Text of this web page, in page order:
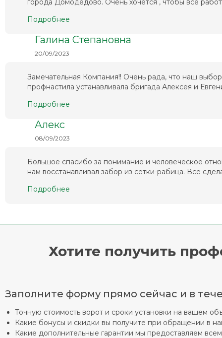
города Домодедово. Очень хочется , чтобы все
Подробнее
Галина Степановна
20/09/2023
Замечательная Компания!! Очень рада, что наш
профнастила устанавливала бригада Алексея и
Подробнее
Алекс
08/09/2023
Большое спасибо за понимание и человеческое
нам восстанавливал забор из сетки-рабица. Все
Подробнее
Хотите получить
Заполните форму прямо сейчас и в
Точную стоимость ворот и сроки установки на вашем
Какие бонусы и скидки вы получите при обращении в
Какие дополнительные гарантии мы предоставляем